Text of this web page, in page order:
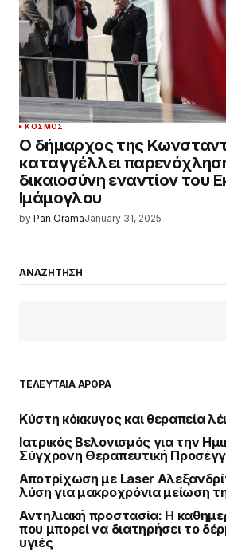
ΚΌΣΜΟΣ
Ο δήμαρχος της
καταγγέλλει
δικαιοσύνη εναντίον του
Ιμάμογλου
by Pan OramaJanuary 31, 2025
ΑΝΑΖΗΤΗΣΗ
ΤΕΛΕΥΤΑΙΑ ΑΡΘΡΑ
Κύστη κόκκυγος και θεραπεία
Ιατρικός Βελονισμός για την
Σύγχρονη Θεραπευτική
Αποτρίχωση με Laser
λύση για μακροχρόνια μείωση
Αντηλιακή προστασία: Η
που μπορεί να διατηρήσει το
υγιές